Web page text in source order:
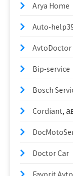
Arya Home
Auto-
AvtoDoctor
Bip-service
Bosch
Cordiant,
Doctor Car